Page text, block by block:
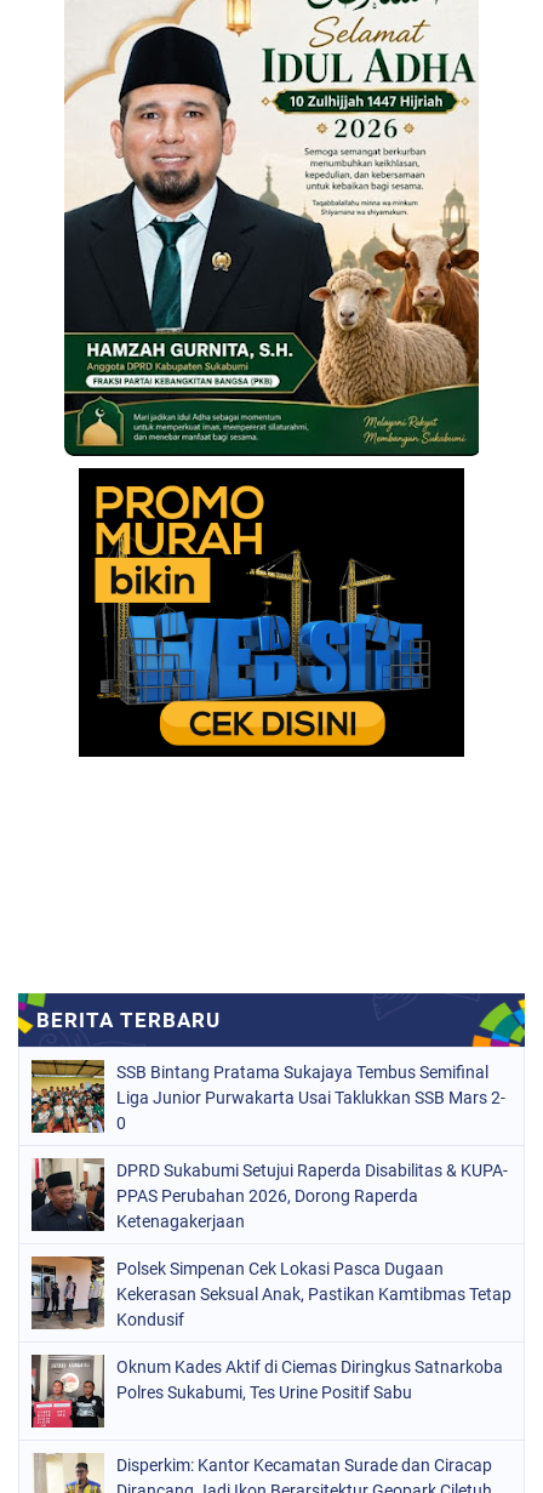
SSB Bintang Pratama Sukajaya Tembus Semifinal
Liga Junior Purwakarta Usai Taklukkan SSB Mars 2-
0
DPRD Sukabumi Setujui Raperda Disabilitas & KUPA-
PPAS Perubahan 2026, Dorong Raperda
Ketenagakerjaan
Polsek Simpenan Cek Lokasi Pasca Dugaan
Kekerasan Seksual Anak, Pastikan Kamtibmas Tetap
Kondusif
Oknum Kades Aktif di Ciemas Diringkus Satnarkoba
Polres Sukabumi, Tes Urine Positif Sabu
Disperkim: Kantor Kecamatan Surade dan Ciracap